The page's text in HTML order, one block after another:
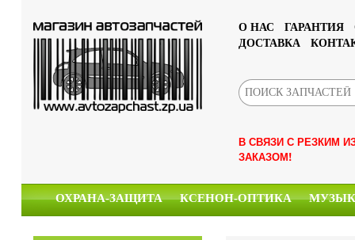
О НАС ГАРАНТИЯ
ДОСТАВКА
В СВЯЗИ С РЕЗКИМ
ЗАКАЗОМ!
ОХРАНА-ЗАЩИТА КСЕНОН-ОПТИКА